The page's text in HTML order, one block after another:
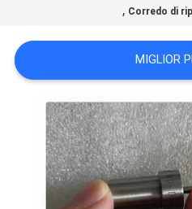
MAPPA
DEL
PRIVACY
POLICY
, Corredo di
MIGLIOR